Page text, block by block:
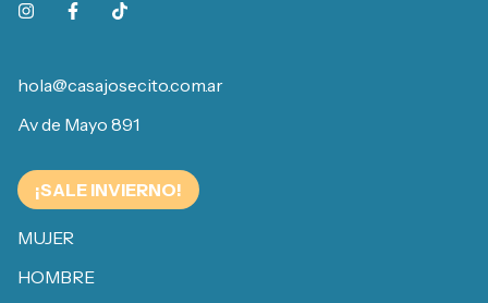
hola@casajosecito.com.ar
Av de Mayo 891
¡SALE INVIERNO!
MUJER
HOMBRE